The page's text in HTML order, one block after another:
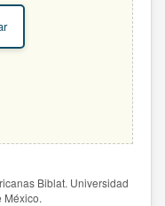
Biblat. Universidad
México.